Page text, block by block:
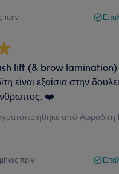
πριν
lift (& brow lamination)
είναι εξαίσια στην
❤️
από
πριν